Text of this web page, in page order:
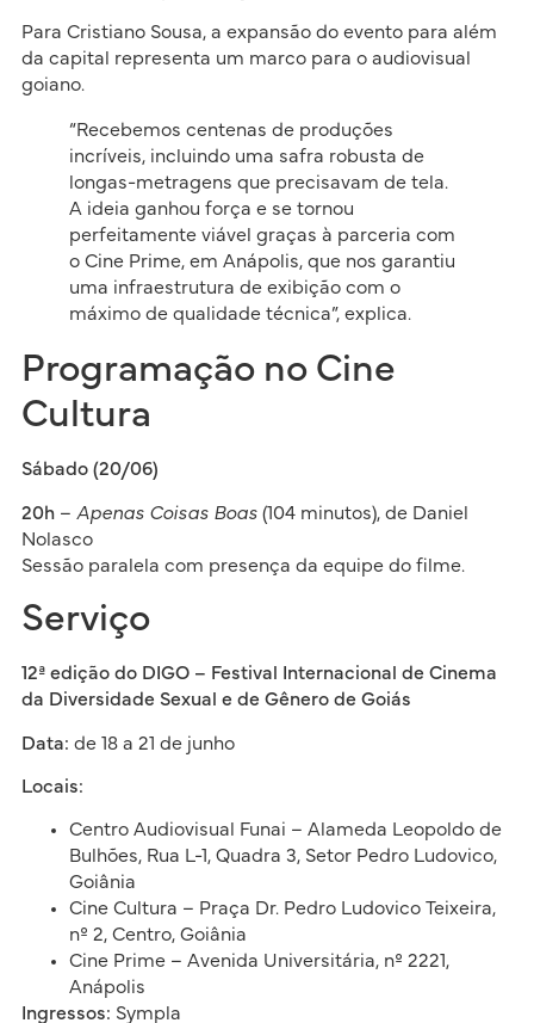
Para Cristiano Sousa, a expansão do evento para além
da capital representa um marco para o audiovisual
goiano.
“Recebemos centenas de produções
incríveis, incluindo uma safra robusta de
longas-metragens que precisavam de tela.
A ideia ganhou força e se tornou
perfeitamente viável graças à parceria com
o Cine Prime, em Anápolis, que nos garantiu
uma infraestrutura de exibição com o
máximo de qualidade técnica”, explica.
Programação no Cine
Cultura
Sábado (20/06)
20h– Apenas Coisas Boas(104 minutos), de Daniel
Nolasco
Sessão paralela com presença da equipe do filme.
Serviço
12ª edição do DIGO – Festival Internacional de Cinema
da Diversidade Sexual e de Gênero de Goiás
Data: de 18 a 21 de junho
Locais:
Centro Audiovisual Funai – Alameda Leopoldo de
Bulhões, Rua L-1, Quadra 3, Setor Pedro Ludovico,
Goiânia
Cine Cultura – Praça Dr. Pedro Ludovico Teixeira,
nº 2, Centro, Goiânia
Cine Prime – Avenida Universitária, nº 2221,
Anápolis
Ingressos: Sympla